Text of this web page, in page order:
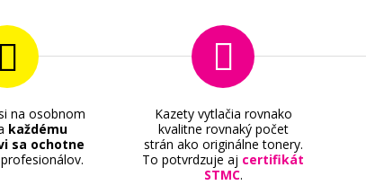
320,90 €
Pridať do košíka
na osobnom
každému
sa ochotne
Kazety vytlačia rovnako
kvalitne rovnaký počet
strán ako originálne tonery.
To potvrdzuje aj certifikát
STMC.